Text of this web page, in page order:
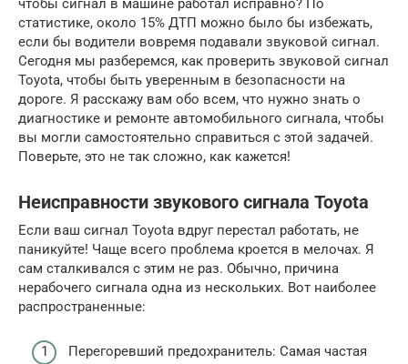
чтобы сигнал в машине работал исправно? По
статистике, около 15% ДТП можно было бы избежать,
если бы водители вовремя подавали звуковой сигнал.
Сегодня мы разберемся, как проверить звуковой сигнал
Toyota, чтобы быть уверенным в безопасности на
дороге. Я расскажу вам обо всем, что нужно знать о
диагностике и ремонте автомобильного сигнала, чтобы
вы могли самостоятельно справиться с этой задачей.
Поверьте, это не так сложно, как кажется!
Неисправности звукового сигнала Toyota
Если ваш сигнал Toyota вдруг перестал работать, не
паникуйте! Чаще всего проблема кроется в мелочах. Я
сам сталкивался с этим не раз. Обычно, причина
нерабочего сигнала одна из нескольких. Вот наиболее
распространенные:
Перегоревший предохранитель: Самая частая